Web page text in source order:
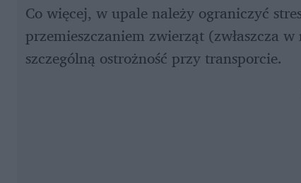
Co więcej, w upale należy ograniczyć
przemieszczaniem zwierząt (zwłaszcza
szczególną ostrożność przy transporcie.